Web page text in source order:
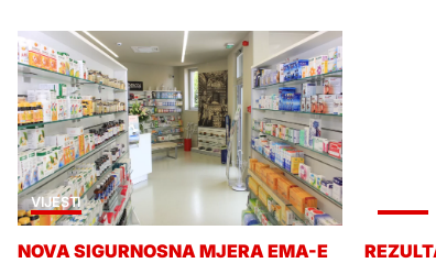
VIJESTI